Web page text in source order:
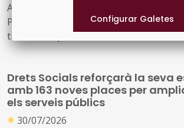
Acord GOV/197/2026, de 28 de juliol, pel
Programa temporal per a la
transició cap a una indústria neta a
2030
Drets Socials reforçarà la seva
amb 163 noves places per
els serveis públics
● 30/07/2026